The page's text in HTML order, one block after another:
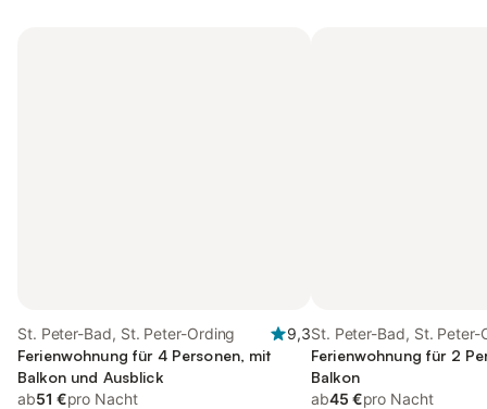
St. Peter-Bad, St. Peter-Ording
9,3
Ferienwohnung für 4 Personen, mit
Balkon und Ausblick
ab51 €pro Nacht
St. Peter-Bad, St. Peter-
Ferienwohnung für 2
Balkon
ab45 €pro Nacht